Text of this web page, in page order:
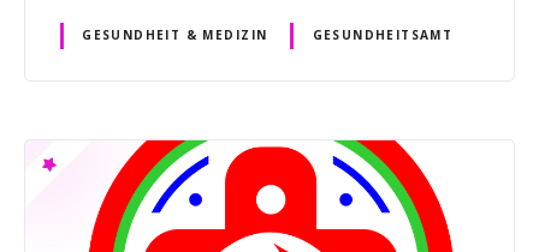
GESUNDHEIT & MEDIZIN GESUNDHEITSAMT